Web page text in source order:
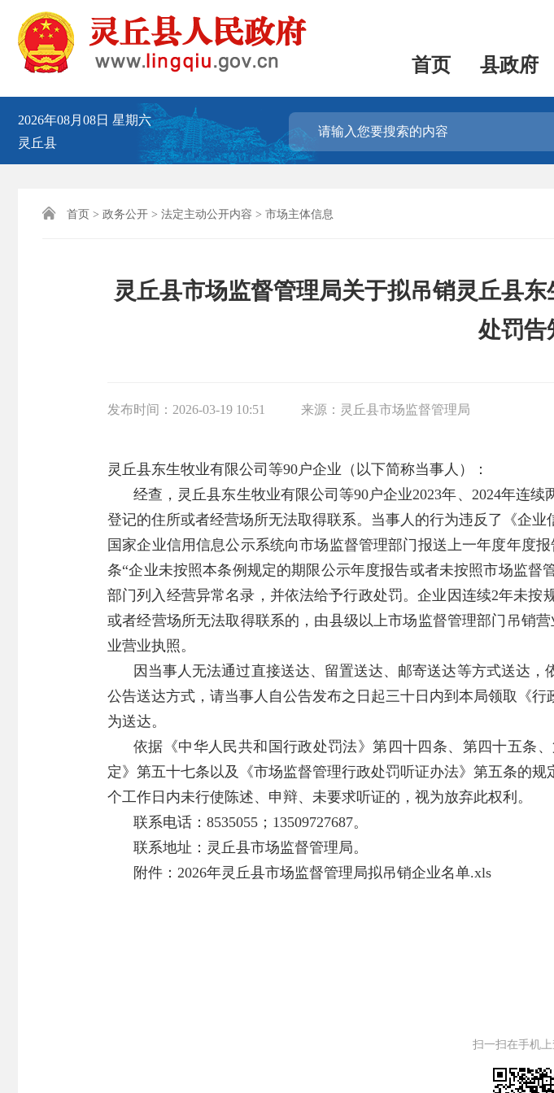
首页 县政府
2026年08月08日 星期六
灵丘县
 首页 > 政务公开 > 法定主动公开内容 > 市场主体信息
灵丘县市场监督管理局关于拟吊销灵丘县
处罚告
发布时间： 2026-03-19 10:51 来源： 灵丘县市场监督管理局
灵丘县东生牧业有限公司等90户企业（以下简称当事人）：
经查，灵丘县东生牧业有限公司等90户企业2023年、2024年连
登记的住所或者经营场所无法取得联系。当事人的行为违反了《企
国家企业信用信息公示系统向市场监督管理部门报送上一年度年度
条“企业未按照本条例规定的期限公示年度报告或者未按照市场监
部门列入经营异常名录，并依法给予行政处罚。企业因连续2年未
或者经营场所无法取得联系的，由县级以上市场监督管理部门吊销
业营业执照。
因当事人无法通过直接送达、留置送达、邮寄送达等方式送达
公告送达方式，请当事人自公告发布之日起三十日内到本局领取《
为送达。
依据《中华人民共和国行政处罚法》第四十四条、第四十五条
定》第五十七条以及《市场监督管理行政处罚听证办法》第五条的
个工作日内未行使陈述、申辩、未要求听证的，视为放弃此权利。
联系电话：8535055；13509727687。
联系地址：灵丘县市场监督管理局。
附件： 2026年灵丘县市场监督管理局拟吊销企业名单.xls
扫一扫在手机